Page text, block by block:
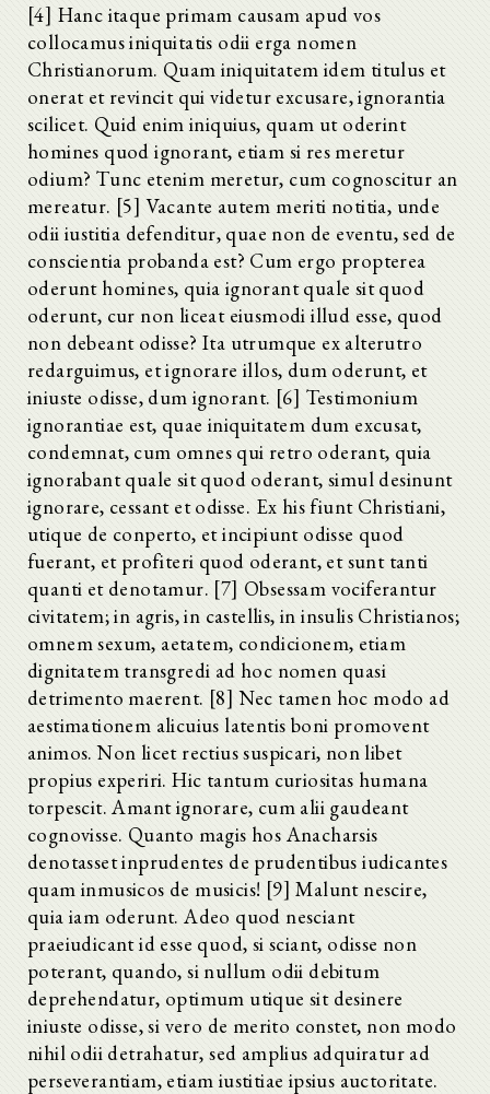
[4] Hanc itaque primam causam apud vos
collocamus iniquitatis odii erga nomen
Christianorum. Quam iniquitatem idem titulus et
onerat et revincit qui videtur excusare, ignorantia
scilicet. Quid enim iniquius, quam ut oderint
homines quod ignorant, etiam si res meretur
odium? Tunc etenim meretur, cum cognoscitur an
mereatur. [5] Vacante autem meriti notitia, unde
odii iustitia defenditur, quae non de eventu, sed de
conscientia probanda est? Cum ergo propterea
oderunt homines, quia ignorant quale sit quod
oderunt, cur non liceat eiusmodi illud esse, quod
non debeant odisse? Ita utrumque ex alterutro
redarguimus, et ignorare illos, dum oderunt, et
iniuste odisse, dum ignorant. [6] Testimonium
ignorantiae est, quae iniquitatem dum excusat,
condemnat, cum omnes qui retro oderant, quia
ignorabant quale sit quod oderant, simul desinunt
ignorare, cessant et odisse. Ex his fiunt Christiani,
utique de conperto, et incipiunt odisse quod
fuerant, et profiteri quod oderant, et sunt tanti
quanti et denotamur. [7] Obsessam vociferantur
civitatem; in agris, in castellis, in insulis Christianos;
omnem sexum, aetatem, condicionem, etiam
dignitatem transgredi ad hoc nomen quasi
detrimento maerent. [8] Nec tamen hoc modo ad
aestimationem alicuius latentis boni promovent
animos. Non licet rectius suspicari, non libet
propius experiri. Hic tantum curiositas humana
torpescit. Amant ignorare, cum alii gaudeant
cognovisse. Quanto magis hos Anacharsis
denotasset inprudentes de prudentibus iudicantes
quam inmusicos de musicis! [9] Malunt nescire,
quia iam oderunt. Adeo quod nesciant
praeiudicant id esse quod, si sciant, odisse non
poterant, quando, si nullum odii debitum
deprehendatur, optimum utique sit desinere
iniuste odisse, si vero de merito constet, non modo
nihil odii detrahatur, sed amplius adquiratur ad
perseverantiam, etiam iustitiae ipsius auctoritate.